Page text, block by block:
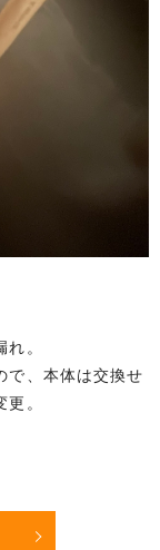
。
で、本体は交換せ
。